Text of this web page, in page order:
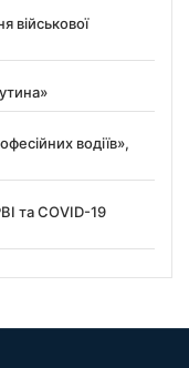
військової
водіїв»,
та COVID-19